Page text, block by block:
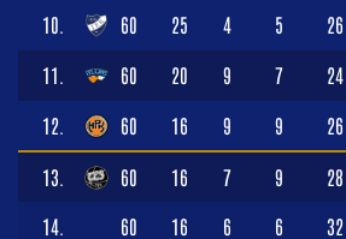
10. 60 25 4 5 26
11. 60 20 9 7 24
12. 60 16 9 9 26
13. 60 16 7 9 28
14. 60 16 6 6 32